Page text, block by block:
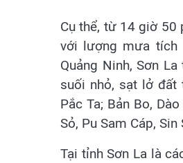
Cụ thể, từ 14 giờ
với lượng mưa tích
Quảng Ninh, Sơn
suối nhỏ, sạt lở đất
Pắc Ta; Bản Bo,
Sỏ, Pu Sam Cáp,
Tại tỉnh Sơn La là